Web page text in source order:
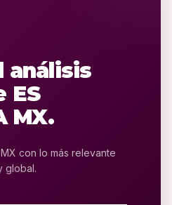
análisis
ES
MX.
MX con lo más relevante
global.